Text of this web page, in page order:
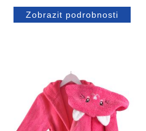
Zobrazit podrobnosti